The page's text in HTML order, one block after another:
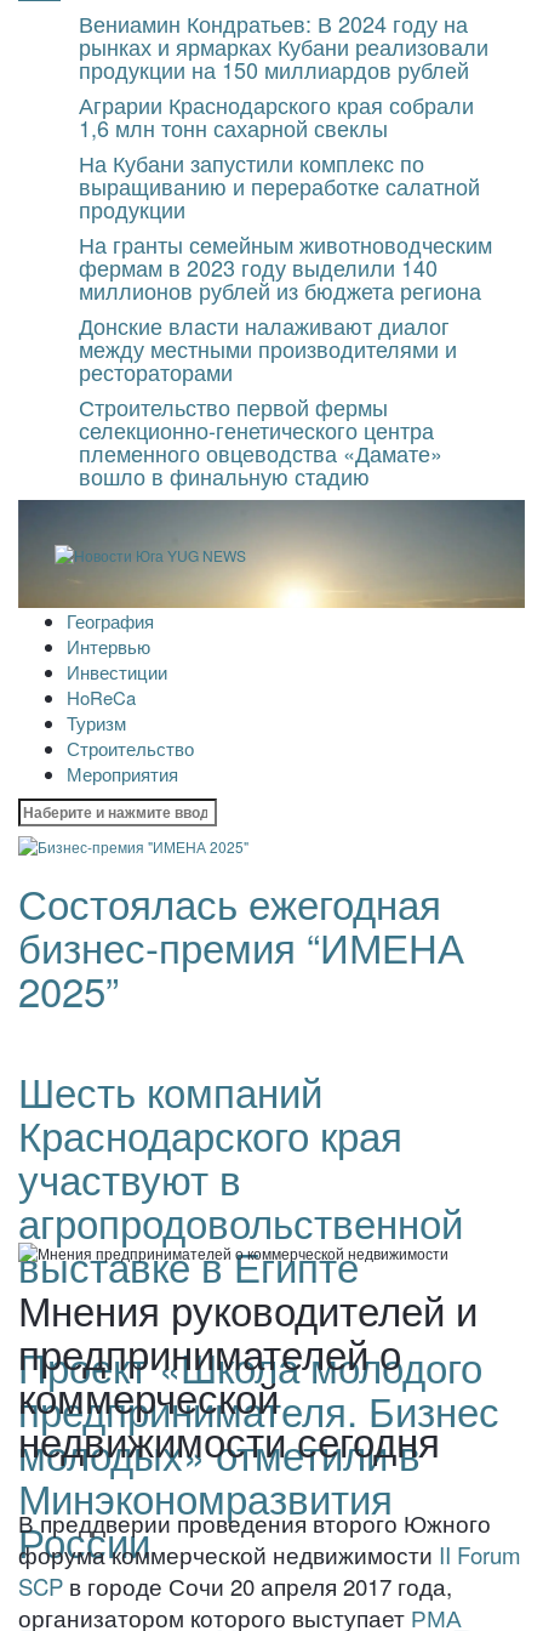
содержимому
Вениамин Кондратьев: В 2024 году на
рынках и ярмарках Кубани реализовали
продукции на 150 миллиардов рублей
Аграрии Краснодарского края собрали
1,6 млн тонн сахарной свеклы
На Кубани запустили комплекс по
выращиванию и переработке салатной
продукции
На гранты семейным животноводческим
фермам в 2023 году выделили 140
миллионов рублей из бюджета региона
Донские власти налаживают диалог
между местными производителями и
рестораторами
Строительство первой фермы
селекционно-генетического центра
племенного овцеводства «Дамате»
вошло в финальную стадию
География
Интервью
Инвестиции
HoReCa
Туризм
Строительство
Мероприятия
Найти:
Состоялась ежегодная
бизнес-премия “ИМЕНА
2025”
Шесть компаний
Краснодарского края
участвуют в
агропродовольственной
выставке в Египте
Проект «Школа молодого
предпринимателя. Бизнес
молодых» отметили в
Минэкономразвития
России
Мнения руководителей и
предпринимателей о
коммерческой
недвижимости сегодня
В преддверии проведения второго Южного
форума коммерческой недвижимости II Forum
SCP в городе Сочи 20 апреля 2017 года,
организатором которого выступает РМА